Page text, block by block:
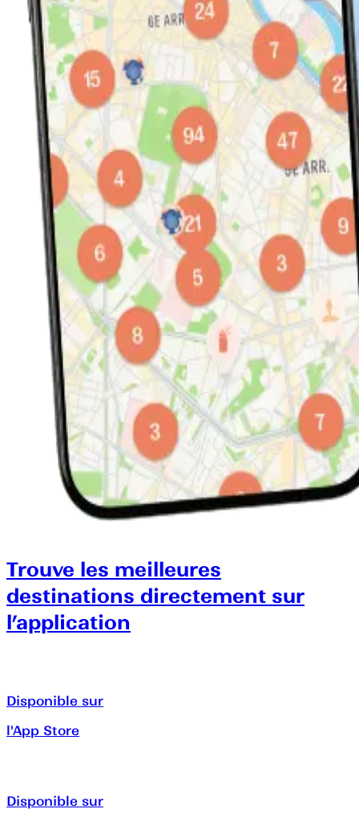
Trouve les meilleures
destinations directement sur
l’application
Disponible sur
l'App Store
Disponible sur